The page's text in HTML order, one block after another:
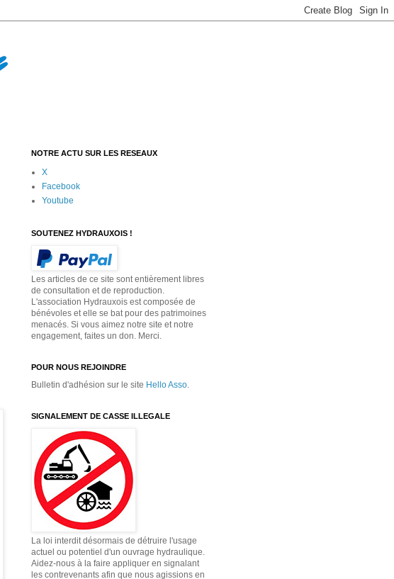
NOTRE ACTU SUR LES RESEAUX
X
Facebook
Youtube
SOUTENEZ HYDRAUXOIS !
Les articles de ce site sont entièrement libres
de consultation et de reproduction.
L'association Hydrauxois est composée de
bénévoles et elle se bat pour des patrimoines
menacés. Si vous aimez notre site et notre
engagement, faites un don. Merci.
POUR NOUS REJOINDRE
Bulletin d'adhésion sur le site Hello Asso.
SIGNALEMENT DE CASSE ILLEGALE
La loi interdit désormais de détruire l'usage
actuel ou potentiel d'un ouvrage hydraulique.
Aidez-nous à la faire appliquer en signalant
les contrevenants afin que nous agissions en